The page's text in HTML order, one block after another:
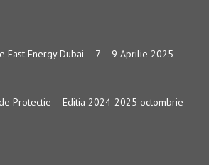
East Energy Dubai – 7 – 9 Aprilie 2025
Protectie – Editia 2024-2025 octombrie